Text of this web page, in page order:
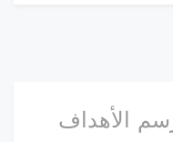
الأهداف